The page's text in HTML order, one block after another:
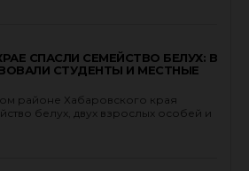
СПАСЛИ СЕМЕЙСТВО БЕЛУХ: В
СТУДЕНТЫ И МЕСТНЫЕ
районе Хабаровского края
белух, двух взрослых особей и